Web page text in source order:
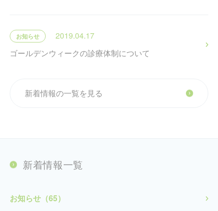
お知らせ
2019.04.17
ゴールデンウィークの診療体制について
新着情報の一覧を見る
新着情報一覧
お知らせ（65）